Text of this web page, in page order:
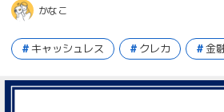
かなこ
キャッシュレス クレカ 金